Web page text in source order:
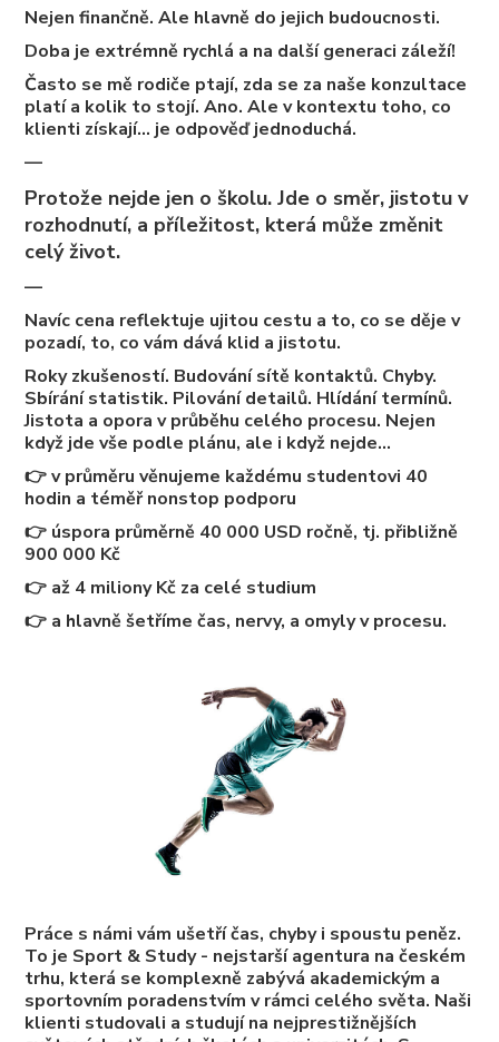
Nejen finančně. Ale hlavně do jejich budoucnosti.
Doba je extrémně rychlá a na další generaci záleží!
Často se mě rodiče ptají, zda se za naše konzultace
platí a kolik to stojí. Ano. Ale v kontextu toho, co
klienti získají… je odpověď jednoduchá.
—
Protože nejde jen o školu. Jde o směr, jistotu v
rozhodnutí, a příležitost, která může změnit
celý život.
—
Navíc cena reflektuje ujitou cestu a to, co se děje v
pozadí, to, co vám dává klid a jistotu.
Roky zkušeností. Budování sítě kontaktů. Chyby.
Sbírání statistik. Pilování detailů. Hlídání termínů.
Jistota a opora v průběhu celého procesu. Nejen
když jde vše podle plánu, ale i když nejde…
👉 v průměru věnujeme každému studentovi 40
hodin a téměř nonstop podporu
👉 úspora průměrně 40 000 USD ročně, tj. přibližně
900 000 Kč
👉 až 4 miliony Kč za celé studium
👉 a hlavně šetříme čas, nervy, a omyly v procesu.
Práce s námi vám ušetří čas, chyby i spoustu peněz.
To je Sport & Study - nejstarší agentura na českém
trhu, která se komplexně zabývá akademickým a
sportovním poradenstvím v rámci celého světa. Naši
klienti studovali a studují na nejprestižnějších